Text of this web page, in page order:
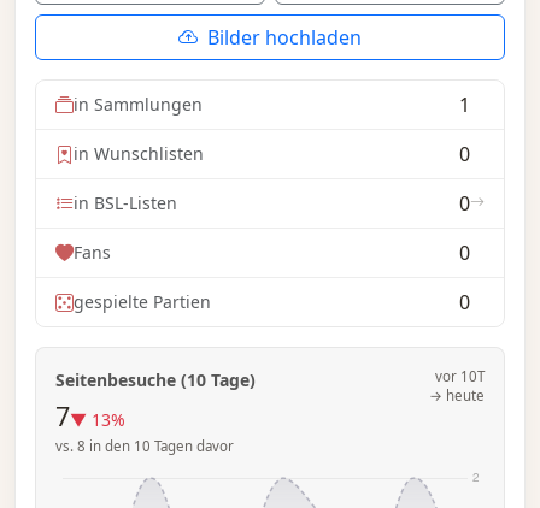
Bilder hochladen
in Sammlungen 1
in Wunschlisten 0
in BSL-Listen 0
Fans 0
gespielte Partien 0
Seitenbesuche (10 Tage)
7▼ 13%
vs. 8 in den 10 Tagen davor
vor 10T
→ heute